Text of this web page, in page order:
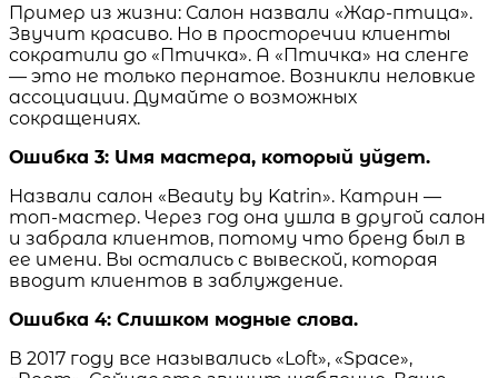
Пример из жизни: Салон назвали «Жар-птица».
Звучит красиво. Но в просторечии клиенты
сократили до «Птичка». А «Птичка» на сленге
— это не только пернатое. Возникли неловкие
ассоциации. Думайте о возможных
сокращениях.
Ошибка 3: Имя мастера, который уйдет.
Назвали салон «Beauty by Katrin». Катрин —
топ-мастер. Через год она ушла в другой салон
и забрала клиентов, потому что бренд был в
ее имени. Вы остались с вывеской, которая
вводит клиентов в заблуждение.
Ошибка 4: Слишком модные слова.
В 2017 году все назывались «Loft», «Space»,